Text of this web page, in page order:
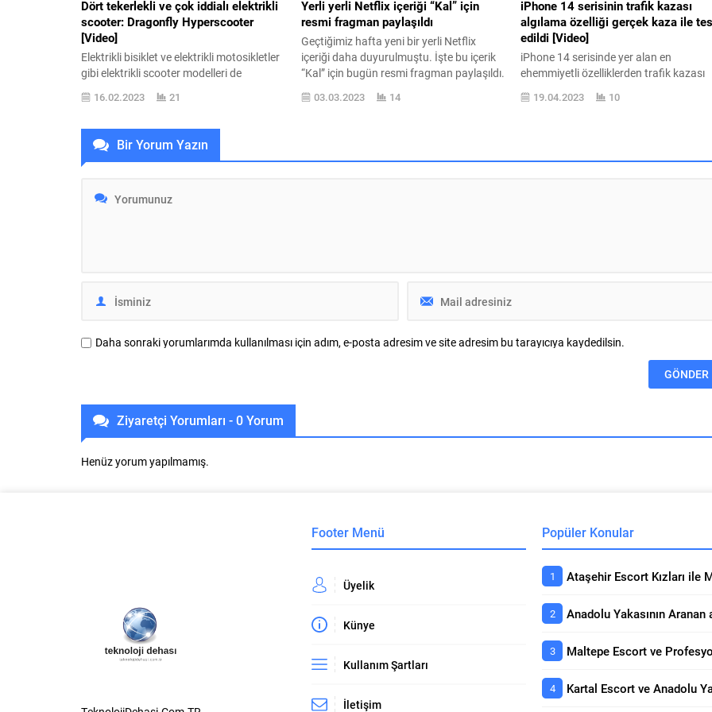
Dört tekerlekli ve çok iddialı elektrikli
scooter: Dragonfly Hyperscooter
[Video]
Elektrikli bisiklet ve elektrikli motosikletler
gibi elektrikli scooter modelleri de
olağanüstü gelişmiş hale geldiler. Londra
merkezli D-Fly Group tarafından
çıkmıyor. İlk kez 2019 senesinde ses
getiren ürün, daha evvel gördüklerimize
pek benzemiyor olmasıyla çok fazla
modellerinden esin alarak hyperscooter
16.02.2023 21
Yerli yerli Netflix içeriği “Kal” için
resmi fragman paylaşıldı
Geçtiğimiz hafta yeni bir yerli Netflix
içeriği daha duyurulmuştu. İşte bu içerik
“Kal” için bugün resmi fragman paylaşıldı.
Netflix tarafından yapılan bültene göre
yeni yerli içerik Kal, 11 Kasım tarihinde
03.03.2023 14
iPhone 14 serisinin trafik kazası
algılama özelliği gerçek kaza ile
edildi [Video]
iPhone 14 serisinde yer alan en
ehemmiyetli özelliklerden trafik kazası
algılama altyapısı, gerçek bir kaza ile test
edildi. iPhone 14 ailesindeki her azasında
19.04.2023 10
Bir Yorum Yazın
Daha sonraki yorumlarımda kullanılması için adım, e-posta adresim ve site adresim bu tarayıcıya kaydedilsin.
Ziyaretçi Yorumları - 0 Yorum
Henüz yorum yapılmamış.
Footer Menü
Üyelik
Künye
Kullanım Şartları
İletişim
Popüler Konular